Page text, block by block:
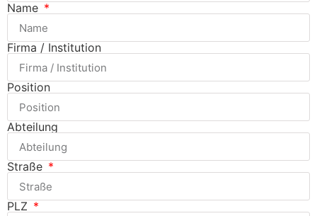
Name
Firma / Institution
Position
Abteilung
Straße
PLZ